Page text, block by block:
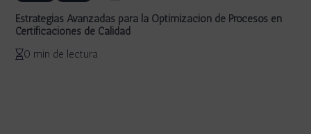
Estrategias Avanzadas para la Optimización de Procesos en
Certificaciones de Calidad
0 min de lectura